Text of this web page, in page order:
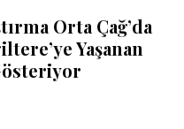
Orta Çağ’da
Yaşanan